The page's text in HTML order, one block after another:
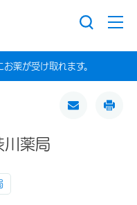
薬が受け取れます。
薬局